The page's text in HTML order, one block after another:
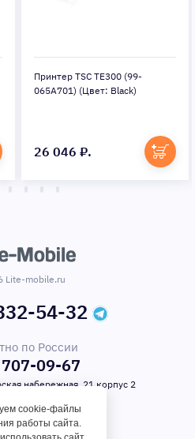
Принтер TSC TE300 (99-
065A701) (Цвет: Black)
26 046 ₽.
Lite-mobile.ru
54-32
по России
09-67
набережная, 21 корпус 2
cookie-файлы
работы сайта.